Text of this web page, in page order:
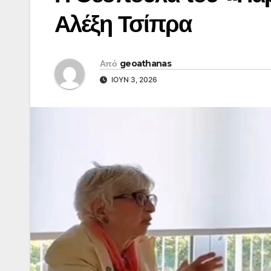
Αλέξη Τσίπρα
Από geoathanas
ΙΟΎΝ 3, 2026